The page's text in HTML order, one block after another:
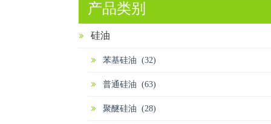
产品类别
硅油
苯基硅油 (32)
普通硅油 (63)
聚醚硅油 (28)